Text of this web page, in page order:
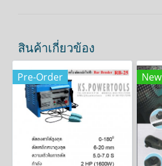
สินค้าเกี่ยวข้อง
Pre-Order New